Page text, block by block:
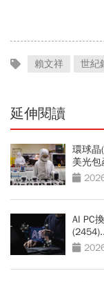
賴文祥 世紀
延伸閱讀
環球晶
美光
AI PC
戶減」